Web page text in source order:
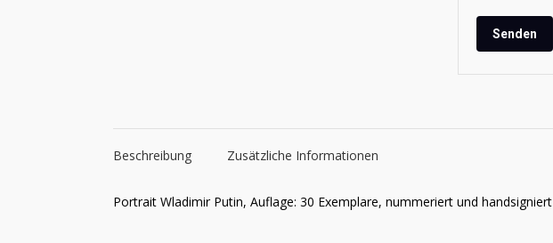
Beschreibung Zusätzliche Informationen
Portrait Wladimir Putin, Auflage: 30 Exemplare, nummeriert und handsigniert